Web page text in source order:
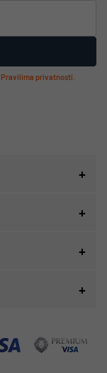
Pravilima privatnosti